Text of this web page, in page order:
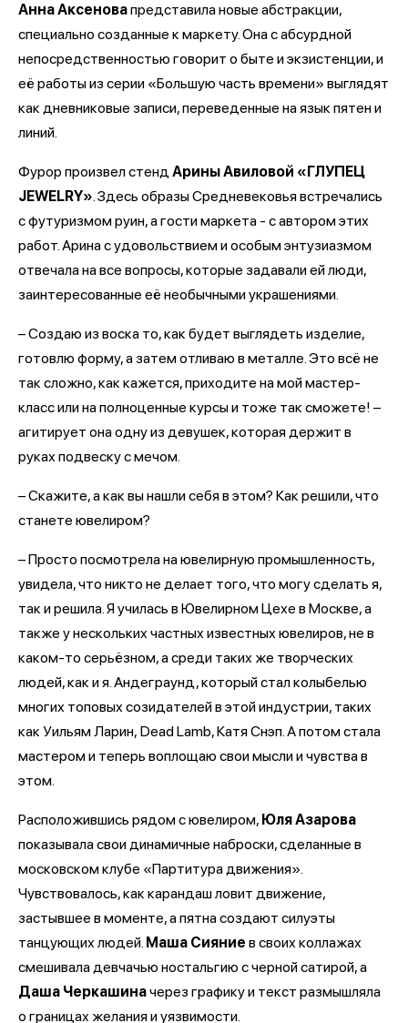
Анна Аксеновапредставила новые абстракции,
специально созданные к маркету. Она с абсурдной
непосредственностью говорит о быте и экзистенции, и
её работы из серии «Большую часть времени» выглядят
как дневниковые записи, переведенные на язык пятен и
линий.
Фурор произвел стендАрины Авиловой «ГЛУПЕЦ
JEWELRY». Здесь образы Средневековья встречались
с футуризмом руин, а гости маркета - с автором этих
работ. Арина с удовольствием и особым энтузиазмом
отвечала на все вопросы, которые задавали ей люди,
заинтересованные её необычными украшениями.
– Создаю из воска то, как будет выглядеть изделие,
готовлю форму, а затем отливаю в металле. Это всё не
так сложно, как кажется, приходите на мой мастер-
класс или на полноценные курсы и тоже так сможете! –
агитирует она одну из девушек, которая держит в
руках подвеску с мечом.
– Скажите, а как вы нашли себя в этом? Как решили, что
станете ювелиром?
– Просто посмотрела на ювелирную промышленность,
увидела, что никто не делает того, что могу сделать я,
так и решила. Я училась в Ювелирном Цехе в Москве, а
также у нескольких частных известных ювелиров, не в
каком-то серьёзном, а среди таких же творческих
людей, как и я. Андеграунд, который стал колыбелью
многих топовых созидателей в этой индустрии, таких
как Уильям Ларин, Dead Lamb, Катя Снэп. А потом стала
мастером и теперь воплощаю свои мысли и чувства в
этом.
Расположившись рядом с ювелиром, Юля Азарова
показывала свои динамичные наброски, сделанные в
московском клубе «Партитура движения».
Чувствовалось, как карандаш ловит движение,
застывшее в моменте, а пятна создают силуэты
танцующих людей. Маша Сияние в своих коллажах
смешивала девчачью ностальгию с черной сатирой, а
Даша Черкашиначерез графику и текст размышляла
о границах желания и уязвимости.